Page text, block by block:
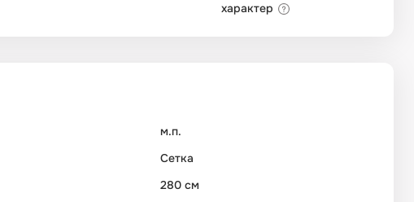
характер
м.п.
Сетка
280 см